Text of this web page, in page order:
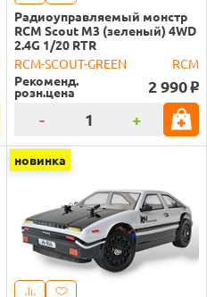
Радиоуправляемый монстр
RCM Scout M3 (зеленый) 4WD
2.4G 1/20 RTR
RCM-SCOUT-GREEN
RCM
Рекоменд.
розн.цена 2 990 o
- +
новинка